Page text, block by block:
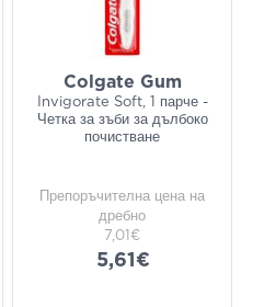
Colgate Gum
Invigorate Soft, 1 парче -
Четка за зъби за дълбоко
почистване
Препоръчителна цена на
дребно
7,01€
5,61€